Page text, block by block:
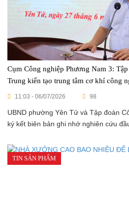
Cụm Công nghiệp Phương Nam 3:
Trung kiến tạo trung tâm cơ khí công
Ninh11:03 - 06/07/2026 98
UBND phường Yên Tử và Tập đoàn
ký kết biên bản ghi nhớ nghiên cứu
TIN SẢN PHẨM